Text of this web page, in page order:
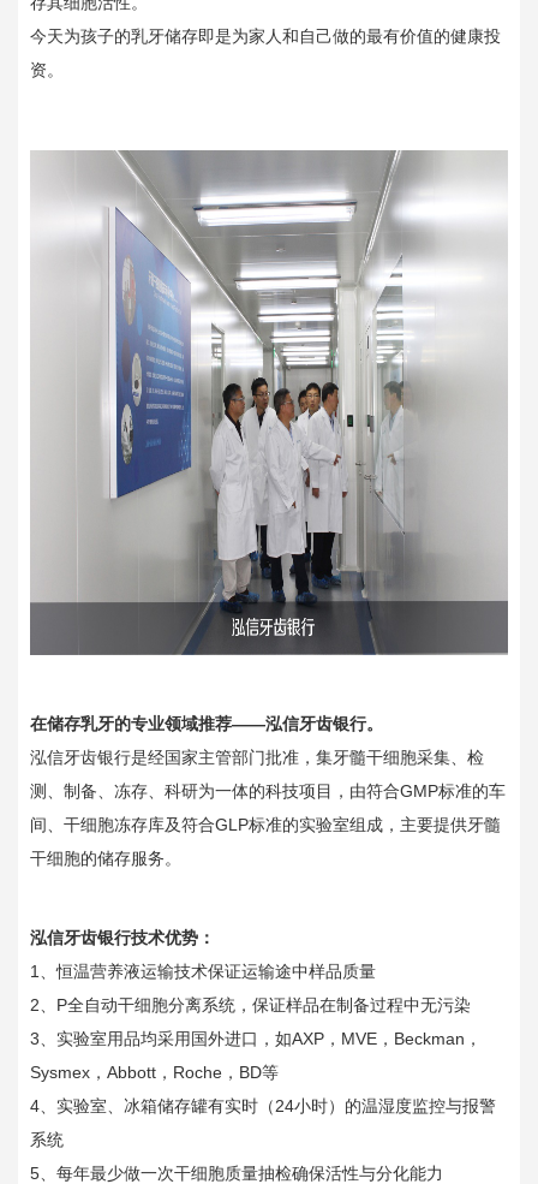
今天为孩子的乳牙储存即是为家人和自己做的最有价值的健康投
资。
在储存乳牙的专业领域推荐——泓信牙齿银行。
泓信牙齿银行是经国家主管部门批准，集牙髓干细胞采集、检
测、制备、冻存、科研为一体的科技项目，由符合GMP标准的车
间、干细胞冻存库及符合GLP标准的实验室组成，主要提供牙髓
干细胞的储存服务。
泓信牙齿银行技术优势：
1、恒温营养液运输技术保证运输途中样品质量
2、P全自动干细胞分离系统，保证样品在制备过程中无污染
3、实验室用品均采用国外进口，如AXP，MVE，Beckman，
Sysmex，Abbott，Roche，BD等
4、实验室、冰箱储存罐有实时（24小时）的温湿度监控与报警
系统
5、每年最少做一次干细胞质量抽检确保活性与分化能力